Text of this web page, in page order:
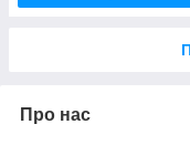
Про нас